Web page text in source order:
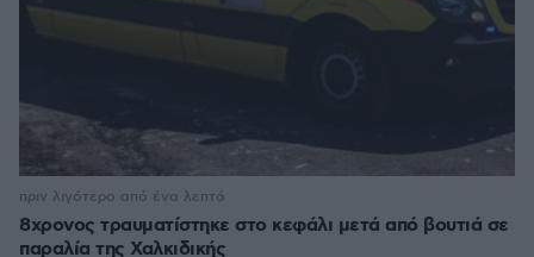
8χρονος τραυματίστηκε στο κεφάλι μετά από βουτιά σε
παραλία της Χαλκιδικής
πριν λιγότερο από ένα λεπτό